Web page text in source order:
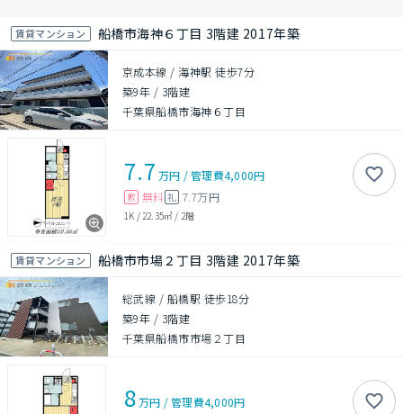
賃貸マンション 船橋市海神６丁目 3階建 2017年築
京成本線 / 海神駅 徒歩7分
築9年 / 3階建
千葉県船橋市海神６丁目
7.7 万円 /管理費4,000円
敷 無料 礼 7.7万円
1K / 22.35㎡ / 2階
賃貸マンション 船橋市市場２丁目 3階建 2017年築
総武線 / 船橋駅 徒歩18分
築9年 / 3階建
千葉県船橋市市場２丁目
8万円 /管理費4,000円